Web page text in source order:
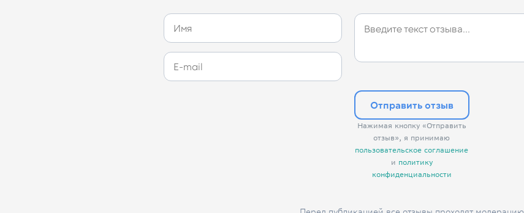
Отправить отзыв
Нажимая кнопку «Отправить
отзыв», я принимаю
пользовательское соглашение
и политику
конфиденциальности